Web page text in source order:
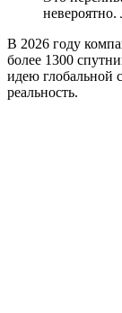
В 2026 году
более 1300
идею глобальной
реальность.